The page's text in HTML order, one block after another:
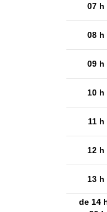
07 h
08 h
09 h
10 h
11 h
12 h
13 h
de 14